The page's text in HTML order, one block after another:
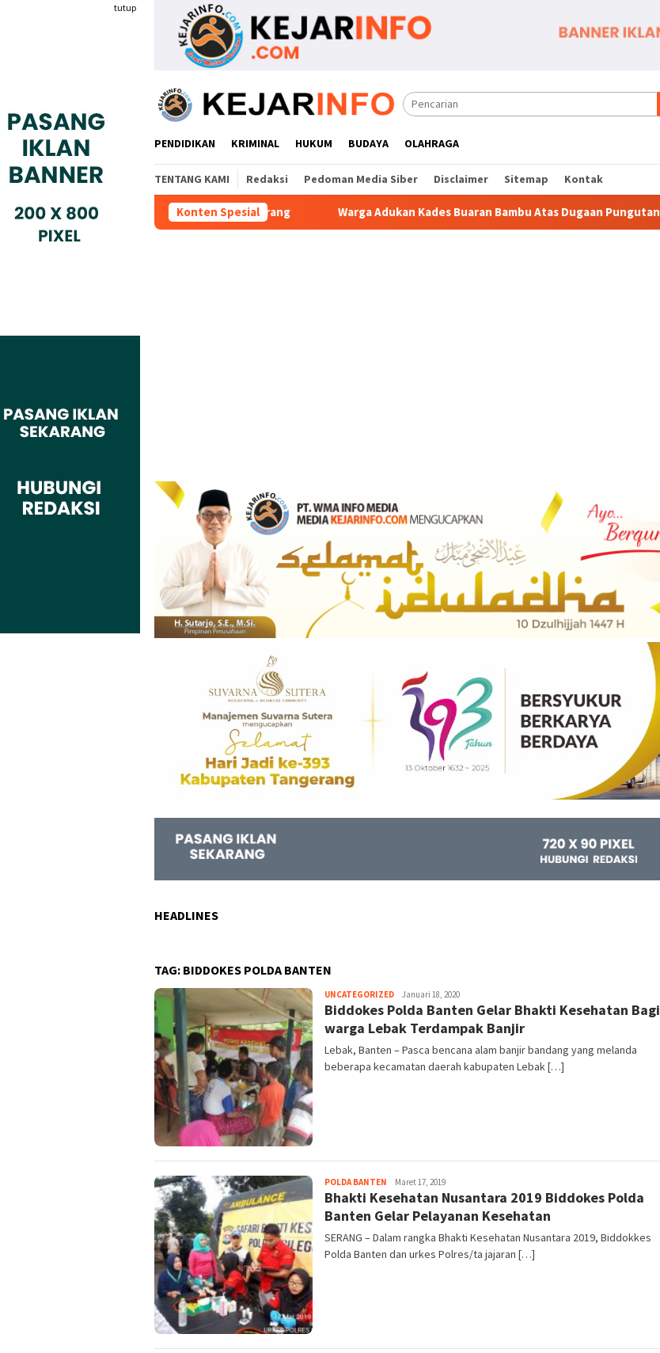
tutup
PENDIDIKAN KRIMINAL HUKUM BUDAYA OLAHRAGA
TENTANG KAMI Redaksi Pedoman Media Siber Disclaimer Sitemap Kontak
Konten Spesial
Dengan BBPVP Serang Warga Adukan Kades Buaran Bambu Atas Dugaan Pungutan Liar Pengurusan PM 1
HEADLINES
TAG: BIDDOKES POLDA BANTEN
UNCATEGORIZED Kejar
Info
Januari 18, 2020
Biddokes Polda Banten Gelar Bhakti Kesehatan Bagi
warga Lebak Terdampak Banjir
Lebak, Banten – Pasca bencana alam banjir bandang yang melanda
beberapa kecamatan daerah kabupaten Lebak […]
POLDA BANTEN Kejar
Info
Maret 17, 2019
Bhakti Kesehatan Nusantara 2019 Biddokes Polda
Banten Gelar Pelayanan Kesehatan
SERANG – Dalam rangka Bhakti Kesehatan Nusantara 2019, Biddokkes
Polda Banten dan urkes Polres/ta jajaran […]